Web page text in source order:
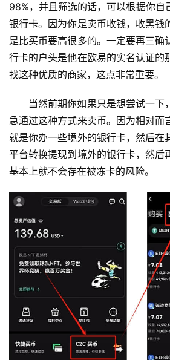
98%，并且筛选的话，可以根据你自
银行卡。因为你是卖币收钱，收黑钱
是比买币要高很多的。一定要再三确
行卡的户头是他在欧易的实名认证的
找这种优质的商家，这点非常重要。
当然前期你如果只是想尝试一下
急通过这种方式来卖币。因为相对而
就是你办一些境外的银行卡，然后在
平台转换提现到境外的银行卡，然后
基本上就不会存在被冻卡的风险。